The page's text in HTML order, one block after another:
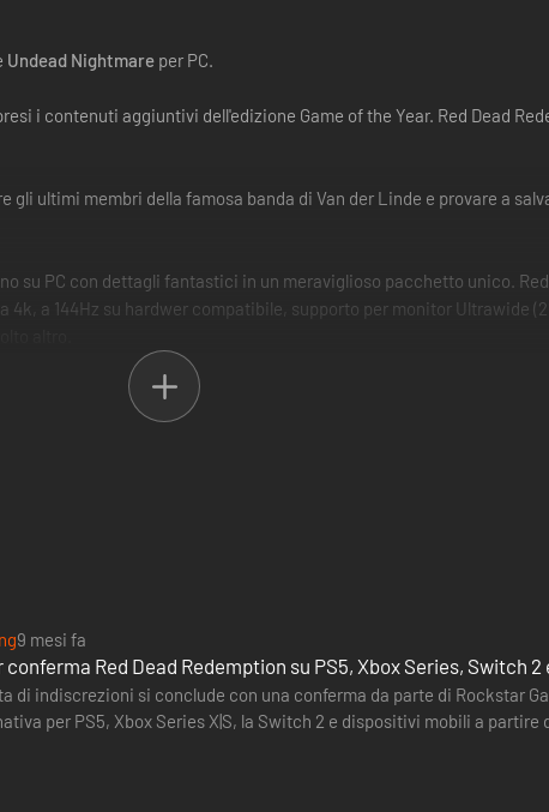
Undead Nightmare per PC.
i contenuti aggiuntivi dell'edizione Game of the Year. Red Dead
ultimi membri della famosa banda di Van der Linde e provare a
su PC con dettagli fantastici in un meraviglioso pacchetto unico.
a 144Hz su hardwer compatibile, supporto per monitor Ultrawide
9 mesi fa
conferma Red Dead Redemption su PS5, Xbox Series, Switch
di indiscrezioni si conclude con una conferma da parte di Rockstar
per PS5, Xbox Series X|S, la Switch 2 e dispositivi mobili a
gioco base e all'espansione “Undead Nightmare”.…